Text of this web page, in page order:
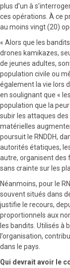
plus d’un à
ces opérations. À ce
au moins vingt (20)
« Alors que les
drones kamikazes,
de jeunes adultes,
population civile ou
également la vie lors
en soulignant que «
population que la
subir les attaques
matérielles
poursuit le RNDDH,
autorités étatiques,
autre, organisent des
sans crainte sur les
Néanmoins, pour le
souvent situés dans
justifie le recours,
proportionnels aux
les bandits. Utilisés à
l’organisation,
dans le pays.
Qui devrait avoir le